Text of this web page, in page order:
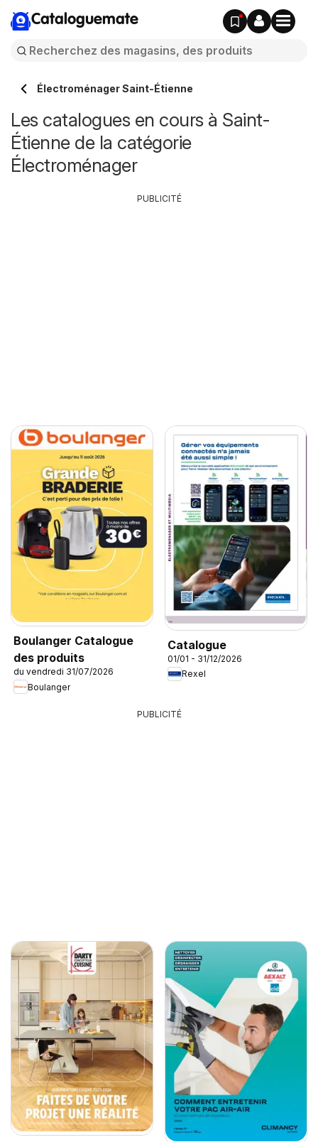
Cataloguemate
Électroménager Saint-Étienne
Les catalogues en cours à Saint-
Étienne de la catégorie
Électroménager
Boulanger Catalogue
des produits
du vendredi 31/07/2026
Boulanger
Catalogue
01/01 - 31/12/2026
Rexel
PUBLICITÉ
PUBLICITÉ